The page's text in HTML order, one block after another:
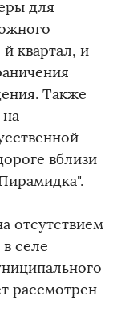
для
квартал, и
Также
вблизи
отсутствием
селе
рассмотрен